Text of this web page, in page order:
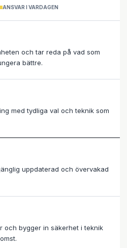
ANSVAR I VARDAGEN
och tar reda på vad som
bättre.
med tydliga val och teknik som
uppdaterad och övervakad
och bygger in säkerhet i teknik